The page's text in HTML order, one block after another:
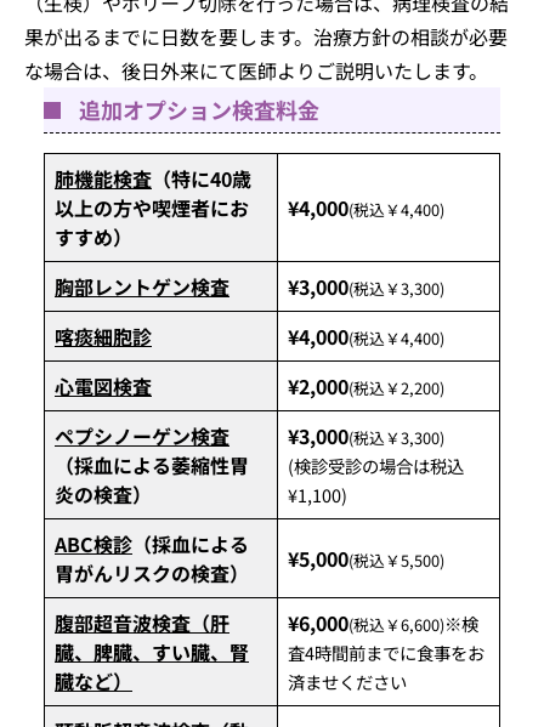
果が出るまでに日数を要します。治療方針の相談が必要
な場合は、後日外来にて医師よりご説明いたします。
追加オプション検査料金
肺機能検査 （特に40歳
以上の方や喫煙者にお
すすめ）
¥4,000(税込￥4,400)
胸部レントゲン検査 ¥3,000(税込￥3,300)
喀痰細胞診 ¥4,000(税込￥4,400)
心電図検査 ¥2,000(税込￥2,200)
ペプシノーゲン検査
（採血による萎縮性胃
炎の検査）
¥3,000(税込￥3,300)
(検診受診の場合は税込
¥1,100)
ABC検診 （採血による
胃がんリスクの検査）
¥5,000(税込￥5,500)
腹部超音波検査（肝
臓、脾臓、すい臓、腎
臓など）
¥6,000(税込￥6,600)※検
査4時間前までに食事をお
済ませください